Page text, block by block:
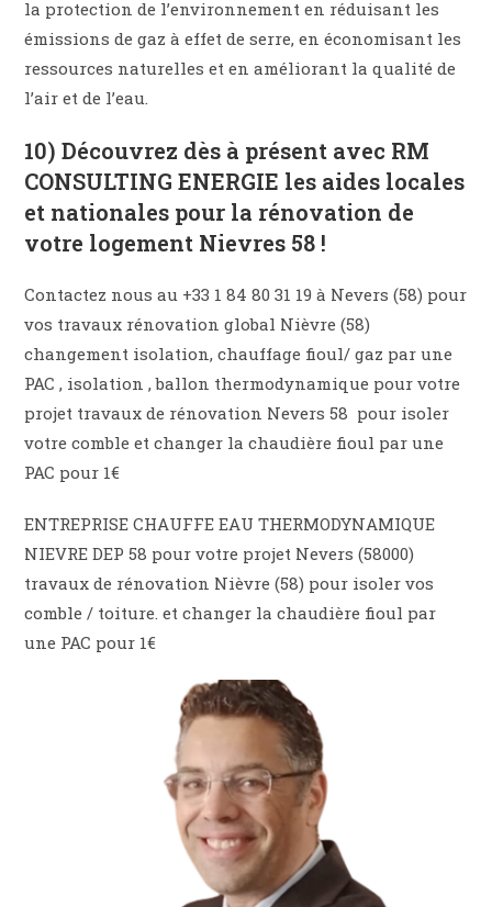
la protection de l’environnement en réduisant les
émissions de gaz à effet de serre, en économisant les
ressources naturelles et en améliorant la qualité de
l’air et de l’eau.
10) Découvrez dès à présent avec RM
CONSULTING ENERGIE les aides locales
et nationales pour la rénovation de
votre logement Nievres 58 !
Contactez nous au +33 1 84 80 31 19 à Nevers (58) pour
vos travaux rénovation global Nièvre (58)
changement isolation, chauffage fioul/ gaz par une
PAC , isolation , ballon thermodynamique pour votre
projet travaux de rénovation Nevers 58 pour isoler
votre comble et changer la chaudière fioul par une
PAC pour 1€
ENTREPRISE CHAUFFE EAU THERMODYNAMIQUE
NIEVRE DEP 58 pour votre projet Nevers (58000)
travaux de rénovation Nièvre (58) pour isoler vos
comble / toiture. et changer la chaudière fioul par
une PAC pour 1€